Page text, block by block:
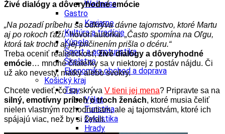
Wellness
Gastro
Kaviarne
Kultúra a tradície
Kúpele
Šport a agroturistika
Školstvo
Ekonomika obchod a doprava
Košický kraj
Tipy
Výlet
Turistika
Cyklistika
Hrady
Živé dialógy a dôveryhodné emócie
„Na pozadí príbehu sa odkrýva dávne tajomstvo, ktoré Martu
aj po rokoch ťaží,“hovorí autorka.„Často spomína na Oľgu,
ktorá tak trochu aj jej pričinením prišla o dcéru.“
Treba oceniť realistickosť,živé dialógy a dôveryhodné
emócie… mnohé čitateľky sa v niektorej z postáv nájdu. Či
už ako nevesty, matky alebo svokry.
Chcete vedieť, čo sa skrýva V tieni jej mena? Pripravte sa na
silný, emotívny príbeh o troch ženách, ktoré musia čeliť
nielen vlastným rozhodnutiam, ale aj tajomstvám, ktoré ich
spájajú viac, než by si želali.